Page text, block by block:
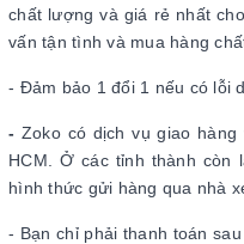
chất lượng và giá rẻ nhất
vấn tận tình và mua hàng
- Đảm bảo 1 đổi 1 nếu có lỗi
- Zoko có dịch vụ giao
HCM. Ở các tỉnh thành còn
hình thức gửi hàng qua nhà
- Bạn chỉ phải thanh toán